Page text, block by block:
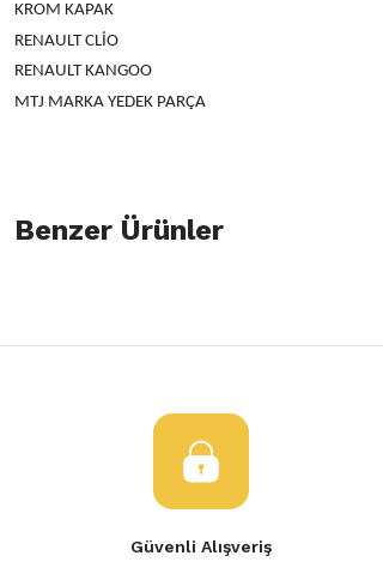
KROM KAPAK
RENAULT CLİO
RENAULT KANGOO
MTJ MARKA YEDEK PARÇA
öneri formunu kullanarak tarafımıza iletebilirsiniz.
Ürün açıklamasında eksik bilgiler bulunuyor.
Ürün fiyatı diğer sitelerden daha pahalı.
Bu ürüne benzer farklı alternatifler olmalı.
Benzer Ürünler
Renault Clio Kangoo Vites Topuzu Siyah Kapak
Güvenli Alışveriş